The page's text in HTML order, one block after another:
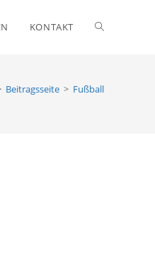
KONTAKT WEBSITE-
Beitragsseite > Fußball